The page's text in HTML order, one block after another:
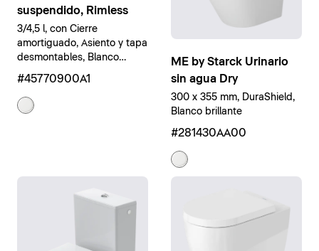
suspendido, Rimless
3/4,5 l, con Cierre
amortiguado, Asiento y tapa
desmontables, Blanco
#45770900A1
ME by Starck Urinario
sin agua Dry
300 x 355 mm, DuraShield,
Blanco brillante
#281430AA00